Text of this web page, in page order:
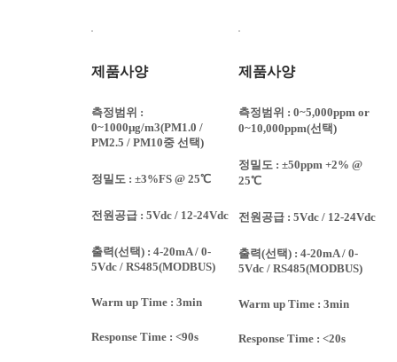
제품사양
측정범위 :
0~1000µg/m3(PM1.0 /
PM2.5 / PM10중 선택)
정밀도 : ±3%FS @ 25℃
전원공급 : 5Vdc / 12-24Vdc
출력(선택) : 4-20mA / 0-
5Vdc / RS485(MODBUS)
Warm up Time : 3min
Response Time : <90s
제품사양
측정범위 : 0~5,000ppm or
0~10,000ppm(선택)
정밀도 : ±50ppm +2% @
25℃
전원공급 : 5Vdc / 12-24Vdc
출력(선택) : 4-20mA / 0-
5Vdc / RS485(MODBUS)
Warm up Time : 3min
Response Time : <20s